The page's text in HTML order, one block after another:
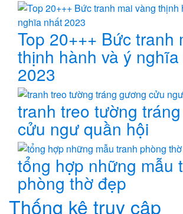
Top 20+++ Bức tranh
thịnh hành và ý
2023
tranh treo tường
cửu ngư quần hội
tổng hợp những mẫu
phòng thờ đẹp
Thống kê truy cập